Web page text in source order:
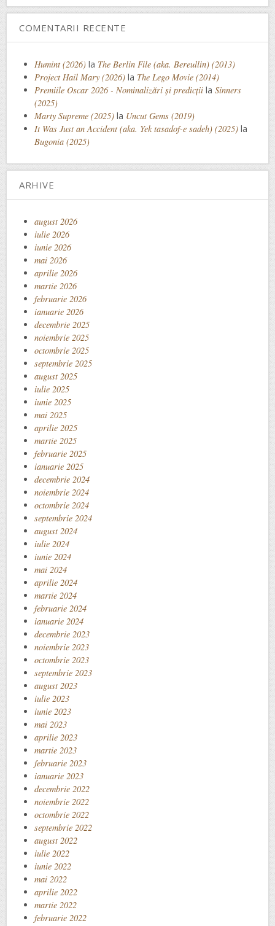
COMENTARII RECENTE
Humint (2026) la The Berlin File (aka. Bereullin) (2013)
Project Hail Mary (2026) la The Lego Movie (2014)
Premiile Oscar 2026 - Nominalizări și predicții la Sinners
(2025)
Marty Supreme (2025) la Uncut Gems (2019)
It Was Just an Accident (aka. Yek tasadof-e sadeh) (2025) la
Bugonia (2025)
ARHIVE
august 2026
iulie 2026
iunie 2026
mai 2026
aprilie 2026
martie 2026
februarie 2026
ianuarie 2026
decembrie 2025
noiembrie 2025
octombrie 2025
septembrie 2025
august 2025
iulie 2025
iunie 2025
mai 2025
aprilie 2025
martie 2025
februarie 2025
ianuarie 2025
decembrie 2024
noiembrie 2024
octombrie 2024
septembrie 2024
august 2024
iulie 2024
iunie 2024
mai 2024
aprilie 2024
martie 2024
februarie 2024
ianuarie 2024
decembrie 2023
noiembrie 2023
octombrie 2023
septembrie 2023
august 2023
iulie 2023
iunie 2023
mai 2023
aprilie 2023
martie 2023
februarie 2023
ianuarie 2023
decembrie 2022
noiembrie 2022
octombrie 2022
septembrie 2022
august 2022
iulie 2022
iunie 2022
mai 2022
aprilie 2022
martie 2022
februarie 2022